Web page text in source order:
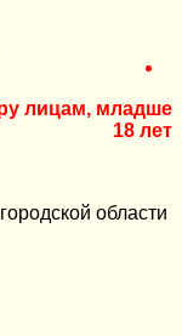
лицам, младше
18 лет
области